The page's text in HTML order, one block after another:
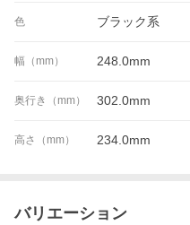
色 ブラック系
幅（mm） 248.0mm
奥行き（mm） 302.0mm
高さ（mm） 234.0mm
バリエーション